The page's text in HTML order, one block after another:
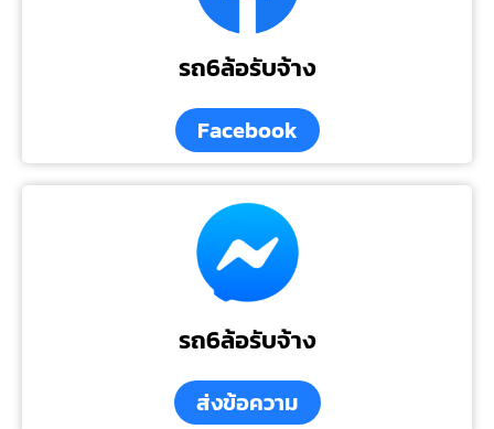
รถ6ล้อรับจ้าง
Facebook
รถ6ล้อรับจ้าง
ส่งข้อความ